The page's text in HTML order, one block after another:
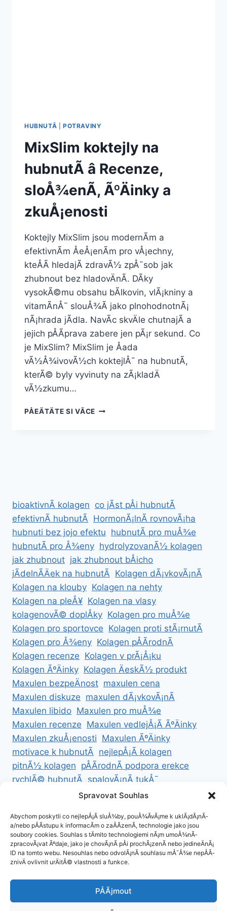
HUBNUTÃ­ POTRAVINY
MixSlim koktejly na
hubnutÃ­ â Recenze,
sloÅ¾enÃ­, ÃºÄinky a
zkuÅ¡enosti
Koktejly MixSlim jsou modernÃ­m a
efektivnÃ­m ÅeÅ¡enÃ­m pro vÅ¡echny,
kteÅÃ­ hledajÃ­ zdravÃ½ zpÅ¯sob jak
zhubnout bez hladovÄnÃ­. DÃ­ky
vysokÃ©mu obsahu bÃ­lkovin, vlÃ¡kniny a
vitamÃ­nÅ¯ slouÅ¾Ã­ jako plnohodnotnÃ¡
nÃ¡hrada jÃ­dla. NavÃ­c skvÄle chutnajÃ­ a
jejich pÅÃ­prava zabere jen pÃ¡r sekund. Co
je MixSlim? MixSlim je Åada
vÃ½Å¾ivovÃ½ch koktejlÅ¯ na hubnutÃ­,
kterÃ© byly vyvinuty na zÃ¡kladÄ
vÃ½zkumu…
PÅEÄTÄTE SI VÃ­CEMIXSLIM
ZKUÅ¡ENOSTI
bioaktivnÃ­ kolagen co jÃ­st pÅi hubnutÃ­
efektivnÃ­ hubnutÃ­ HormonÃ¡lnÃ­ rovnovÃ¡ha
hubnuti bez jojo efektu hubnutÃ­ pro muÅ¾e
hubnutÃ­ pro Å¾eny hydrolyzovanÃ½ kolagen
jak zhubnout jak zhubnout bÅicho
jÃ­delnÃ­Äek na hubnutÃ­ Kolagen dÃ¡vkovÃ¡nÃ­
Kolagen na klouby Kolagen na nehty
Kolagen na pleÅ¥ Kolagen na vlasy
kolagenovÃ© doplÅky Kolagen pro muÅ¾e
Kolagen pro sportovce Kolagen proti stÃ¡rnutÃ­
Kolagen pro Å¾eny Kolagen pÅÃ­rodnÃ­
Kolagen recenze Kolagen v prÃ¡Å¡ku
Kolagen ÃºÄinky Kolagen ÄeskÃ½ produkt
Maxulen bezpeÄnost maxulen cena
Maxulen diskuze maxulen dÃ¡vkovÃ¡nÃ­
Maxulen libido Maxulen pro muÅ¾e
Maxulen recenze Maxulen vedlejÅ¡Ã­ ÃºÄinky
Maxulen zkuÅ¡enosti Maxulen ÃºÄinky
motivace k hubnutÃ­ nejlepÅ¡Ã­ kolagen
pitnÃ½ kolagen pÅÃ­rodnÃ­ podpora erekce
rychlÃ© hubnutÃ­ spalovÃ¡nÃ­ tukÅ¯
ZdravÃ© hubnutÃ­ ZdravÃ© recepty na hubnutÃ­
ZÃ¡sady cookies (EU)
Spravovat Souhlas
Abychom poskytli co nejlepÅ¡Ã­ sluÅ¾by, pouÅ¾Ã­vÃ¡me k uklÃ¡dÃ¡nÃ­
a/nebo pÅÃ­stupu k informacÃ­m o zaÅÃ­zenÃ­, technologie jako jsou
soubory cookies. Souhlas s tÄmito technologiemi nÃ¡m umoÅ¾nÃ­
zpracovÃ¡vat Ãºdaje, jako je chovÃ¡nÃ­ pÅi prochÃ¡zenÃ­ nebo jedineÄnÃ¡
ID na tomto webu. Nesouhlas nebo odvolÃ¡nÃ­ souhlasu mÅ¯Å¾e nepÅÃ­
znivÄ ovlivnit urÄitÃ© vlastnosti a funkce.
PÅÃ­jmout